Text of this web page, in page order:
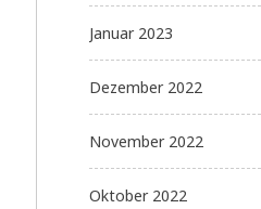
Januar 2023
Dezember 2022
November 2022
Oktober 2022